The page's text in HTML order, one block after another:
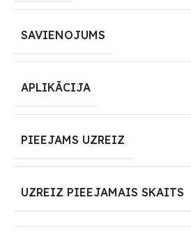
SAVIENOJUMS
APLIKĀCIJA
PIEEJAMS UZREIZ
UZREIZ PIEEJAMAIS SKAITS